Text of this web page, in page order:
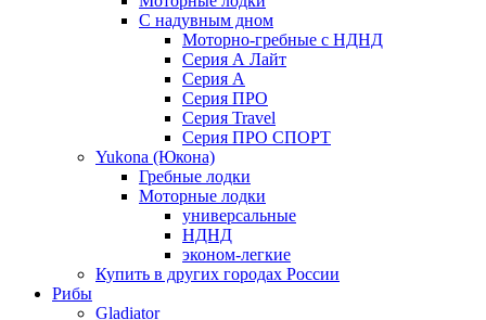
С надувным дном
Моторно-гребные с НДНД
Серия А Лайт
Серия А
Серия ПРО
Серия Travel
Серия ПРО СПОРТ
Yukona (Юкона)
Гребные лодки
Моторные лодки
универсальные
НДНД
эконом-легкие
Купить в других городах России
Рибы
Gladiator